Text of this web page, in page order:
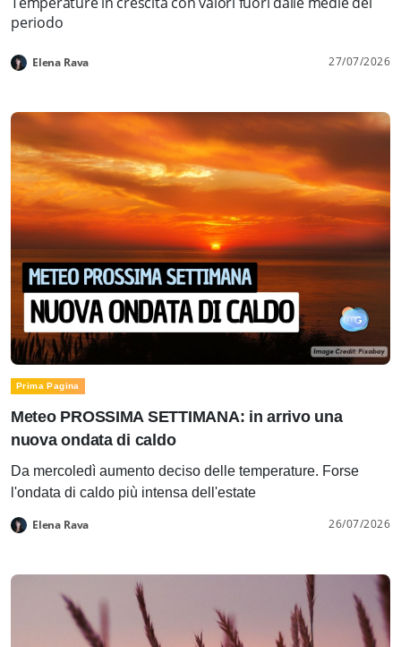
periodo
Elena Rava 27/07/2026
Prima Pagina
Meteo PROSSIMA SETTIMANA: in arrivo una
nuova ondata di caldo
Da mercoledì aumento deciso delle temperature. Forse
l'ondata di caldo più intensa dell'estate
Elena Rava 26/07/2026